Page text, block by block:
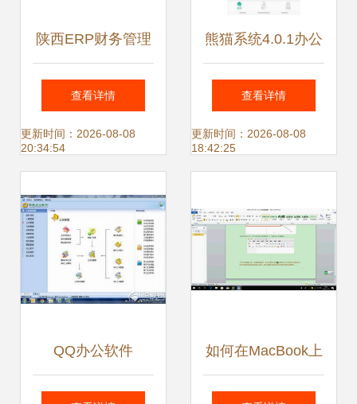
陕西ERP财务管理
软件直销软件开发
公司 产品图片与办
方案
查看详情
更新时间：2026-08-08
20:34:54
熊猫系统4.0.1办公
软件 提升效率、和
谐精进
查看详情
更新时间：2026-08-08
18:42:25
QQ办公软件
v8.7.5.5 官方版下
如何在MacBook上
下载并安装Office